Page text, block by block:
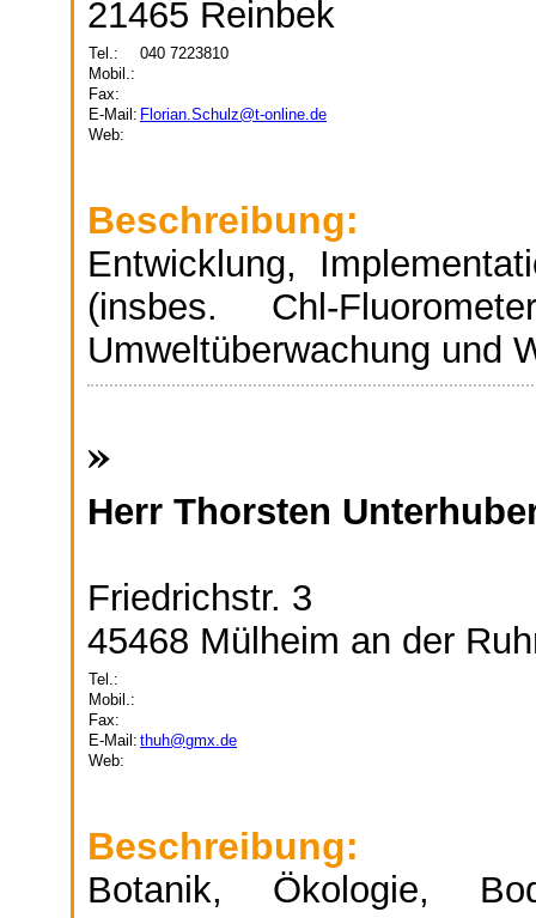
21465 Reinbek
Tel.:
040 7223810
Mobil.:
Fax:
E-Mail: Florian.Schulz@t-online.de
Web:
Beschreibung:
Entwicklung,
(insbes. Chl-
Umweltüberwachung und
»
Herr Thorsten
Friedrichstr. 3
45468 Mülheim an der
Tel.:
Mobil.:
Fax:
E-Mail: thuh@gmx.de
Web:
Beschreibung:
Botanik, Ökologie,